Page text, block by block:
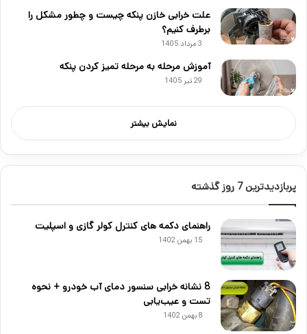
علت خرابی خازن پنکه چیست و چطور مشکل را
برطرف کنیم؟
3 مرداد 1405
آموزش مرحله به مرحله تمیز کردن پنکه
29 تیر 1405
نمایش بیشتر
پربازدیدترین 7 روز گذشته
راهنمای دکمه های کنترل کولر گازی و اسپلیت
15 بهمن 1402
8 نشانه خرابی سنسور دمای آب خودرو + نحوه
تست و عیب‌یابی
8 بهمن 1402